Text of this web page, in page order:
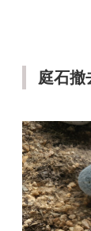
庭石撤